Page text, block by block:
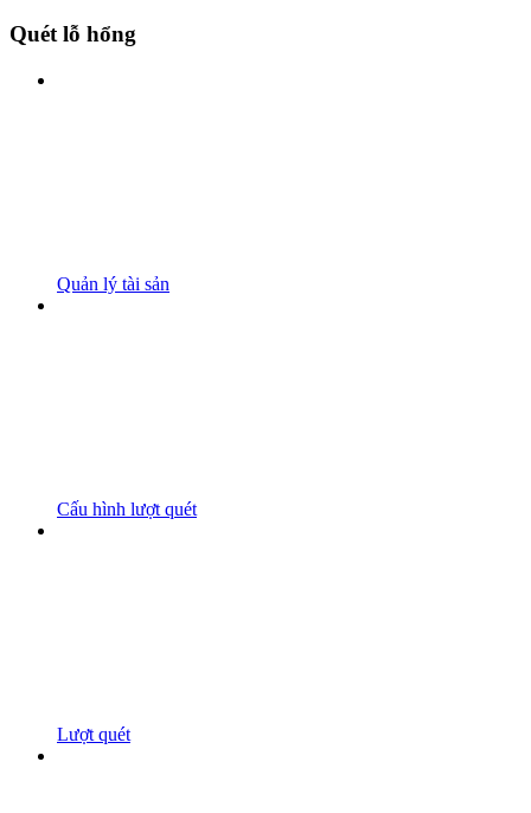
Quét lỗ hổng
Quản lý tài sản
Cấu hình lượt quét
Lượt quét